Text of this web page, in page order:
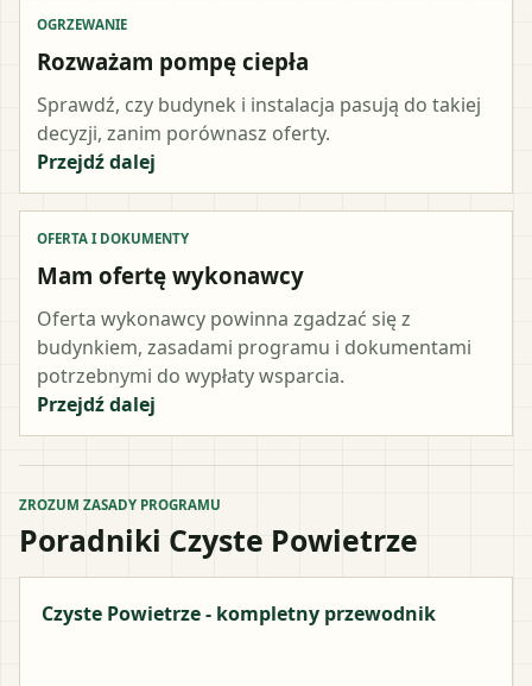
OGRZEWANIE
Rozważam pompę ciepła
Sprawdź, czy budynek i instalacja pasują do takiej
decyzji, zanim porównasz oferty.
Przejdź dalej
OFERTA I DOKUMENTY
Mam ofertę wykonawcy
Oferta wykonawcy powinna zgadzać się z
budynkiem, zasadami programu i dokumentami
potrzebnymi do wypłaty wsparcia.
Przejdź dalej
ZROZUM ZASADY PROGRAMU
Poradniki Czyste Powietrze
Czyste Powietrze - kompletny przewodnik